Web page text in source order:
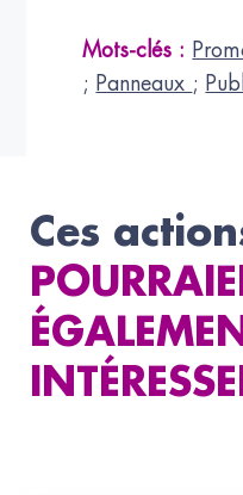
Mots-clés :
; Panneaux ;
Ces